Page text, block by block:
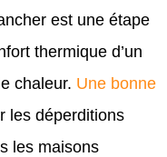
est une étape
thermique d’un
chaleur. Une bonne
les déperditions
les maisons